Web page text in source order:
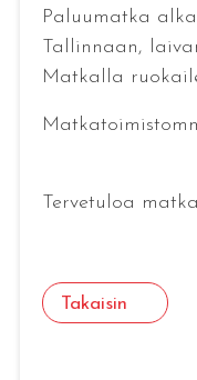
Paluumatka
Tallinnaan,
Matkalla
Tervetuloa
Takaisin